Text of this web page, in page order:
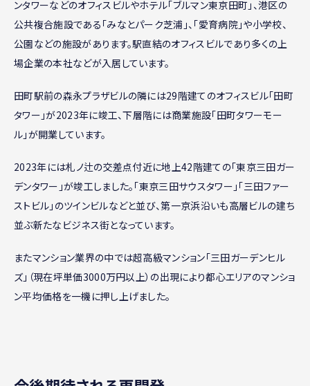
ンタワーなどのオフィスビルやホテル「ブルマン東京田町」、港区の
公共複合施設である「みなとパーク芝浦」、「愛育病院」や小学校、
公園などの施設があります。駅直結のオフィスビルであり多くの上
場企業の本社などが入居しています。
田町駅前の森永プラザビルの隣には29階建てのオフィスビル「田町
タワー」が2023年に竣工、下層階には商業施設「田町タワーモー
ル」が開業しています。
2023年には札ノ辻の交差点付近に地上42階建ての「東京三田ガー
デンタワー」が竣工しました。「東京三田サウスタワー」「三田ファー
ストビル」のツインビルなどと並び、第一京浜沿いも高層ビルの建ち
並ぶ新たなビジネス街となっています。
またマンション業界の中では超高級マンション「三田ガーデンヒル
ズ」（現在坪単価3000万円以上）の出現により都心エリアのマンショ
ン平均価格を一機に押し上げました。